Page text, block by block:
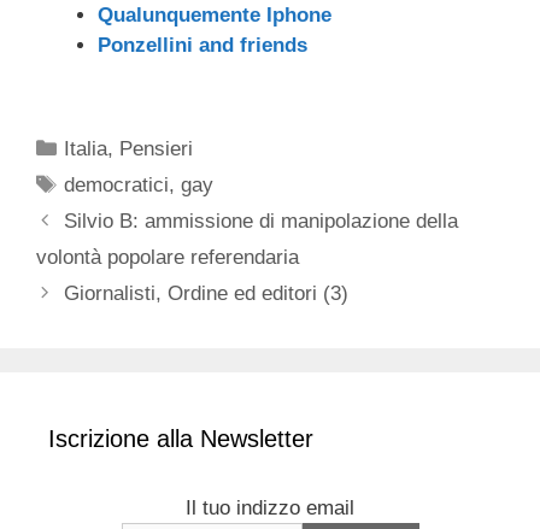
Qualunquemente Iphone
Ponzellini and friends
Categorie
Italia, Pensieri
Tag
democratici,gay
Silvio B: ammissione di manipolazione della
volontà popolare referendaria
Giornalisti, Ordine ed editori (3)
Iscrizione alla Newsletter
Il tuo indizzo email